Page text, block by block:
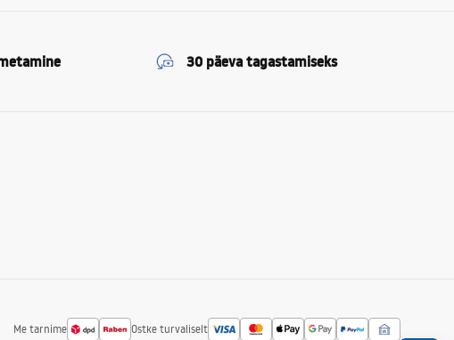
30 päeva tagastamiseks
Me tarnime Ostke turvaliselt